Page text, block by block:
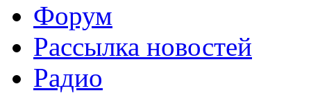
Форум
Рассылка новостей
Радио